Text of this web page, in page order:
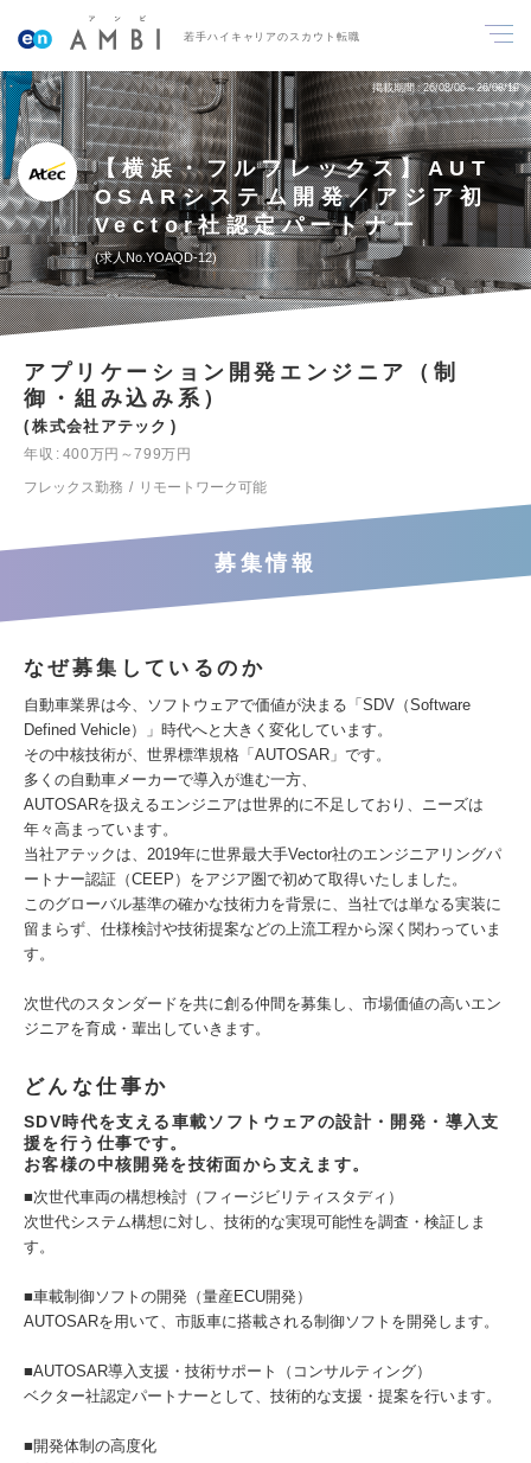
若手ハイキャリアのスカウト転職
掲載期間 26/08/06～26/08/19
【横浜・フルフレックス】AUT
OSARシステム開発／アジア初
Vector社認定パートナー
求人No.YOAQD-12
アプリケーション開発エンジニア（制
御・組み込み系）
株式会社アテック
年収
400万円～799万円
フレックス勤務
リモートワーク可能
募集情報
なぜ募集しているのか
自動車業界は今、ソフトウェアで価値が決まる「SDV（Software
Defined Vehicle）」時代へと大きく変化しています。
その中核技術が、世界標準規格「AUTOSAR」です。
多くの自動車メーカーで導入が進む一方、
AUTOSARを扱えるエンジニアは世界的に不足しており、ニーズは
年々高まっています。
当社アテックは、2019年に世界最大手Vector社のエンジニアリングパ
ートナー認証（CEEP）をアジア圏で初めて取得いたしました。
このグローバル基準の確かな技術力を背景に、当社では単なる実装に
留まらず、仕様検討や技術提案などの上流工程から深く関わっていま
す。
次世代のスタンダードを共に創る仲間を募集し、市場価値の高いエン
ジニアを育成・輩出していきます。
どんな仕事か
SDV時代を支える車載ソフトウェアの設計・開発・導入支
援を行う仕事です。
お客様の中核開発を技術面から支えます。
■次世代車両の構想検討（フィージビリティスタディ）
次世代システム構想に対し、技術的な実現可能性を調査・検証しま
す。
■車載制御ソフトの開発（量産ECU開発）
AUTOSARを用いて、市販車に搭載される制御ソフトを開発します。
■AUTOSAR導入支援・技術サポート（コンサルティング）
ベクター社認定パートナーとして、技術的な支援・提案を行います。
■開発体制の高度化